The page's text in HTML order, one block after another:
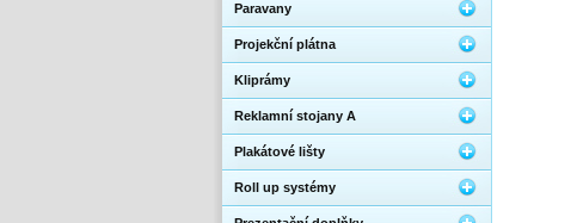
Paravany
Projekční plátna
Kliprámy
Reklamní stojany A
Plakátové lišty
Roll up systémy